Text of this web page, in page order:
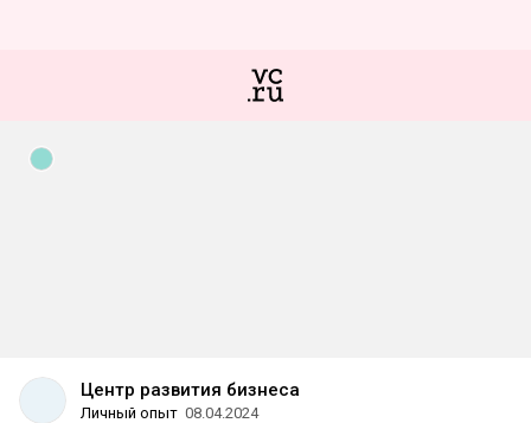
Центр развития бизнеса
Личный опыт 08.04.2024